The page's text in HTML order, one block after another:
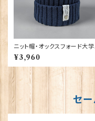
ニット帽・オックスフォード大学
【ネイビー】 00216
¥3,960
セ